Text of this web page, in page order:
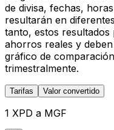
de divisa, fechas,
resultarán en
tanto, estos resultados
ahorros reales y
gráfico de
trimestralmente.
Tarifas Valor convertido
1 XPD a MGF